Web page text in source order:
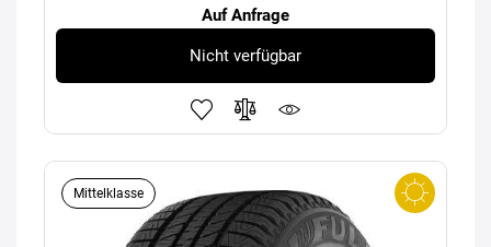
Auf Anfrage
Nicht verfügbar
Mittelklasse